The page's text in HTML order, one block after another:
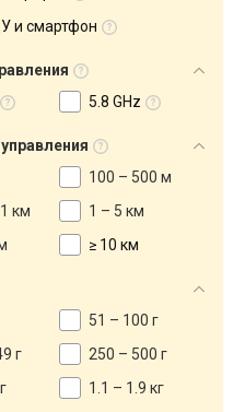
и смартфон
5.8 GHz
100 – 500 м
км
1 – 5 км
≥ 10 км
51 – 100 г
г
250 – 500 г
1.1 – 1.9 кг